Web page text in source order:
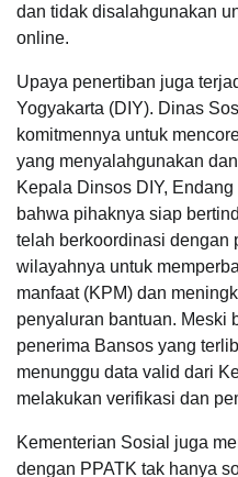
dan tidak disalahgunakan
online.
Upaya penertiban juga
Yogyakarta (DIY). Dinas
komitmennya untuk
yang menyalahgunakan
Kepala Dinsos DIY,
bahwa pihaknya siap
telah berkoordinasi dengan
wilayahnya untuk
manfaat (KPM) dan
penyaluran bantuan. Meski
penerima Bansos yang
menunggu data valid dari
melakukan verifikasi dan
Kementerian Sosial juga
dengan PPATK tak hanya